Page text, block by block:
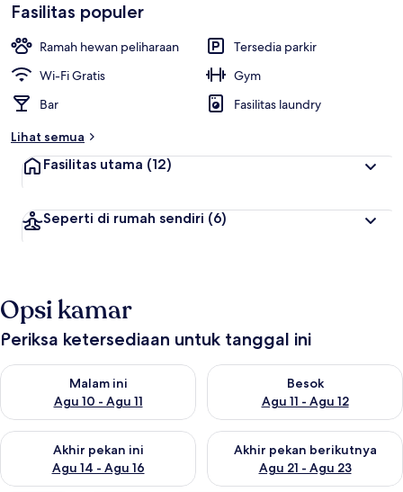
Fasilitas populer
Ramah hewan peliharaan
Tersedia parkir
Wi-Fi Gratis
Gym
Bar
Fasilitas laundry
Lihat semua
Fasilitas utama (12)
Seperti di rumah sendiri (6)
Opsi kamar
Periksa ketersediaan untuk tanggal ini
Malam ini
Agu 10 - Agu 11
Periksa ketersediaan untuk malam ini Agu 10 - Agu 11
Besok
Agu 11 - Agu 12
Periksa ketersediaan untuk
Akhir pekan ini
Agu 14 - Agu 16
Periksa ketersediaan untuk akhir pekan ini Agu 14 - Agu 16
Akhir pekan berikutnya
Agu 21 - Agu 23
Periksa ketersediaan untuk